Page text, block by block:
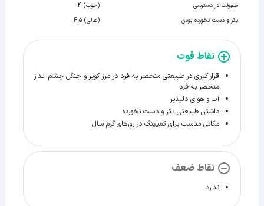
سهولت در دسترسی
(خوب) 4
بکر و دست نخورده بودن
(عالی) 4.5
نقاط قوت
قرار گیری در طبیعتی منحصر به فرد در مرز کویر و جنگل چشم انداز
منحصر به فرد
آب و هوای دلپذیر
داشتن طبیعتی بکر و دست نخورده
مکانی مناسب برای کمپینگ در روزهای گرم سال
نقاط ضعف
ندارد